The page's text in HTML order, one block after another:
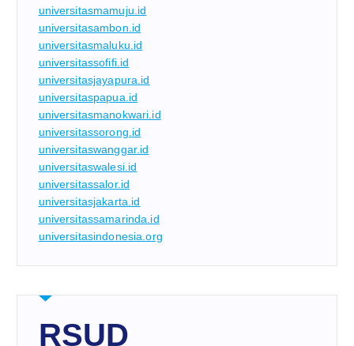
universitasmamuju.id
universitasambon.id
universitasmaluku.id
universitassofifi.id
universitasjayapura.id
universitaspapua.id
universitasmanokwari.id
universitassorong.id
universitaswanggar.id
universitaswalesi.id
universitassalor.id
universitasjakarta.id
universitassamarinda.id
universitasindonesia.org
RSUD